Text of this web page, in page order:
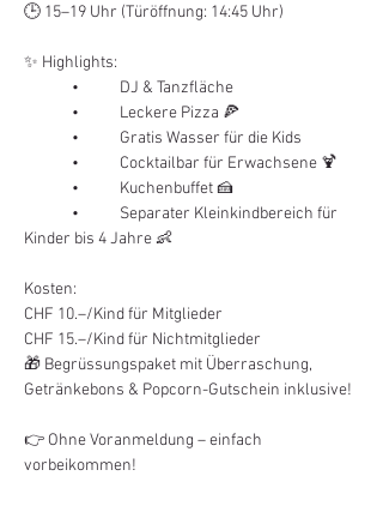
🕒 15–19 Uhr (Türöffnung: 14:45 Uhr)
✨ Highlights:
	•	DJ & Tanzfläche
	•	Leckere Pizza 🍕
	•	Gratis Wasser für die Kids
	•	Cocktailbar für Erwachsene 🍹
	•	Kuchenbuffet 🍰
Kinder bis 4 Jahre 👶
Kosten:
CHF 10.–/Kind für Mitglieder
CHF 15.–/Kind für Nichtmitglieder
🎁 Begrüssungspaket mit Überraschung,
Getränkebons & Popcorn-Gutschein inklusive!
👉 Ohne Voranmeldung – einfach
vorbeikommen!